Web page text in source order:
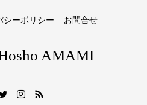
シーポリシー お問合せ
AMAMI